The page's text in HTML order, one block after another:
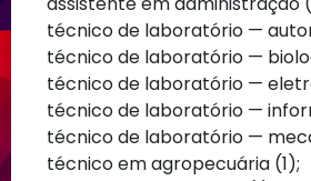
técnico de laboratório —
técnico de laboratório —
técnico de laboratório —
técnico de laboratório —
técnico de laboratório —
técnico em agropecuária (1);